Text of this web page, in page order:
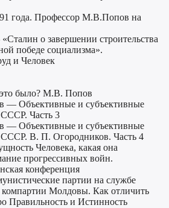
года. Профессор М.В.Попов на
о завершении строительства
победе социализма».
и Человек
было? М.В. Попов
— Объективные и субъективные
Часть 3
— Объективные и субъективные
СССР. В. П. Огородников. Часть 4
Человека, какая она
прогрессивных войн.
конференция
партии на службе
Молдовы. Как отличить
и Истинность